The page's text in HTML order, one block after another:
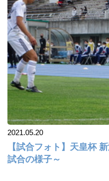
2021.05.20
【試合フォト】天皇杯
試合の様子～